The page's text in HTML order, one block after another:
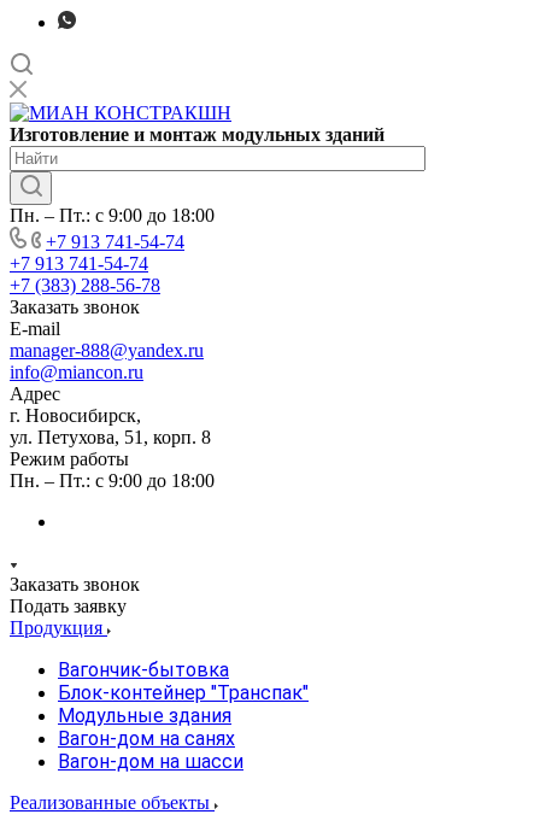
Изготовление и монтаж модульных зданий
Пн. – Пт.: с 9:00 до 18:00
+7 913 741-54-74
+7 913 741-54-74
+7 (383) 288-56-78
Заказать звонок
E-mail
manager-888@yandex.ru
info@miancon.ru
Адрес
г. Новосибирск,
ул. Петухова, 51, корп. 8
Режим работы
Пн. – Пт.: с 9:00 до 18:00
Заказать звонок
Подать заявку
Продукция
Вагончик-бытовка
Блок-контейнер "Транспак"
Модульные здания
Вагон-дом на санях
Вагон-дом на шасси
Реализованные объекты